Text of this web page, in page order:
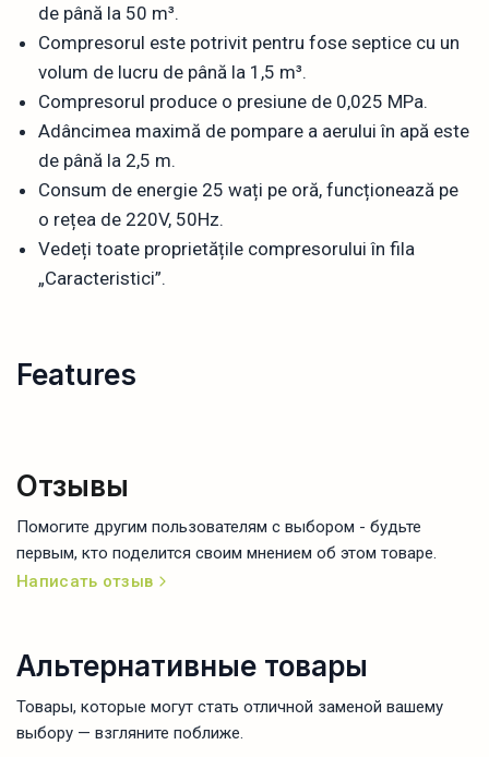
de până la 50 m³.
Compresorul este potrivit pentru fose septice cu un
volum de lucru de până la 1,5 m³.
Compresorul produce o presiune de 0,025 MPa.
Adâncimea maximă de pompare a aerului în apă este
de până la 2,5 m.
Consum de energie 25 wați pe oră, funcționează pe
o rețea de 220V, 50Hz.
Vedeți toate proprietățile compresorului în fila
„Caracteristici”.
Features
Отзывы
Помогите другим пользователям с выбором - будьте
первым, кто поделится своим мнением об этом товаре.
Написать отзыв
Альтернативные товары
Товары, которые могут стать отличной заменой вашему
выбору — взгляните поближе.